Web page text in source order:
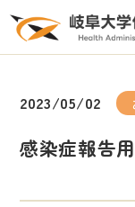
2023/05/02
感染症報告